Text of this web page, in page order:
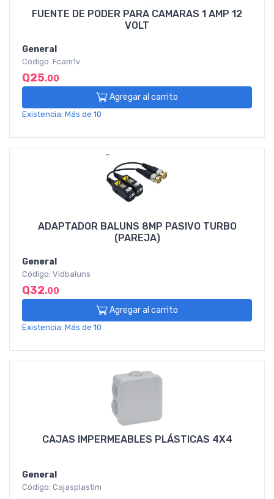
FUENTE DE PODER PARA CAMARAS 1 AMP 12
VOLT
General
Código: Fcam1v
Q25.00
Agregar al carrito
Existencia: Más de 10
ADAPTADOR BALUNS 8MP PASIVO TURBO
(PAREJA)
General
Código: Vidbaluns
Q32.00
Agregar al carrito
Existencia: Más de 10
CAJAS IMPERMEABLES PLÁSTICAS 4X4
General
Código: Cajasplastim